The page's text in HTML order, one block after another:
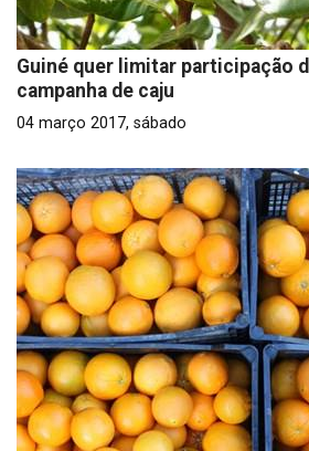
Guiné quer limitar participação
campanha de caju
04 março 2017, sábado